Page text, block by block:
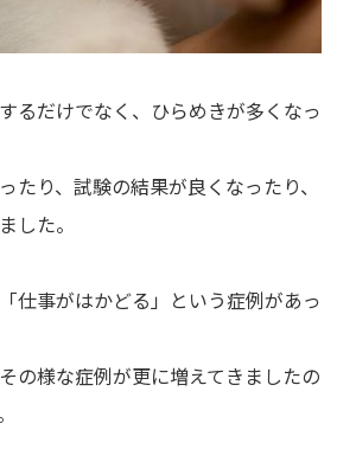
るだけでなく、ひらめきが多くなっ
たり、試験の結果が良くなったり、
した。
仕事がはかどる」という症例があっ
の様な症例が更に増えてきましたの